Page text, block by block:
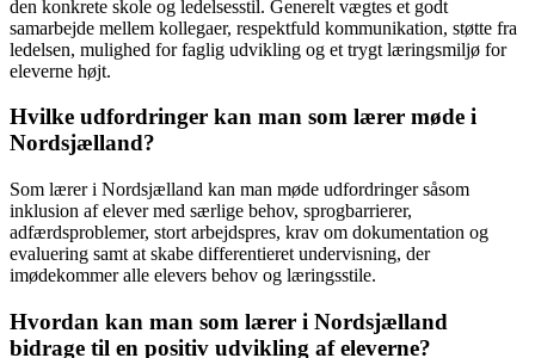
den konkrete skole og ledelsesstil. Generelt vægtes et godt
samarbejde mellem kollegaer, respektfuld kommunikation, støtte fra
ledelsen, mulighed for faglig udvikling og et trygt læringsmiljø for
eleverne højt.
Hvilke udfordringer kan man som lærer møde i
Nordsjælland?
Som lærer i Nordsjælland kan man møde udfordringer såsom
inklusion af elever med særlige behov, sprogbarrierer,
adfærdsproblemer, stort arbejdspres, krav om dokumentation og
evaluering samt at skabe differentieret undervisning, der
imødekommer alle elevers behov og læringsstile.
Hvordan kan man som lærer i Nordsjælland
bidrage til en positiv udvikling af eleverne?